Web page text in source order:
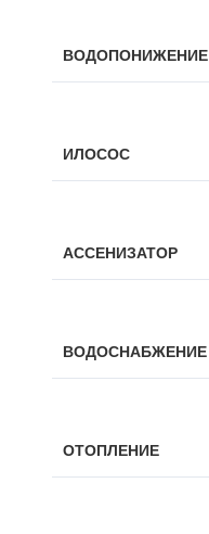
ВОДОПОНИЖЕНИЕ
ИЛОСОС
АССЕНИЗАТОР
ВОДОСНАБЖЕНИЕ
ОТОПЛЕНИЕ